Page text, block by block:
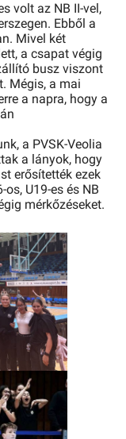
volt az NB II-vel,
Ebből a
Mivel két
a csapat végig
busz viszont
Mégis, a mai
a napra, hogy a
a PVSK-Veolia
a lányok, hogy
erősítették ezek
U19-es és NB
mérkőzéseket.